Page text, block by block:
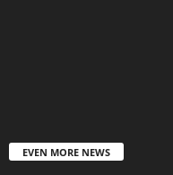
EVEN MORE NEWS